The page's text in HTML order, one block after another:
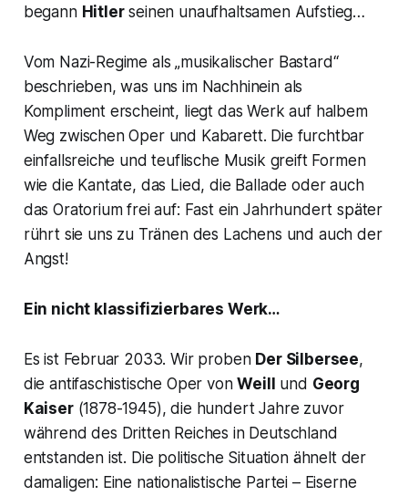
begann Hitlerseinen unaufhaltsamen Aufstieg…
Vom Nazi-Regime als„musikalischer Bastard“
beschrieben, was uns im Nachhinein als
Kompliment erscheint, liegt das Werk auf halbem
Weg zwischen Oper und Kabarett. Die furchtbar
einfallsreiche und teuflische Musik greift Formen
wie die Kantate, das Lied, die Ballade oder auch
das Oratorium frei auf: Fast ein Jahrhundert später
rührt sie uns zu Tränen des Lachens und auch der
Angst!
Ein nicht klassifizierbares Werk…
Es ist Februar 2033. Wir proben Der Silbersee,
die antifaschistische Oper vonWeill und Georg
Kaiser(1878-1945), die hundert Jahre zuvor
während des Dritten Reiches in Deutschland
entstanden ist. Die politische Situation ähnelt der
damaligen: Eine nationalistische Partei – Eiserne